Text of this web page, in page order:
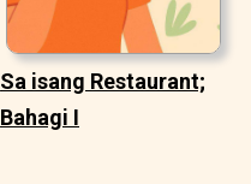
Sa isang Restaurant;
Bahagi I